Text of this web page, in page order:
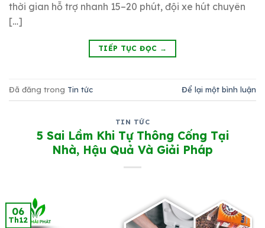
thời gian hỗ trợ nhanh 15–20 phút, đội xe hút chuyên
[…]
TIẾP TỤC ĐỌC →
Đã đăng trong Tin tức Để lại một bình luận
TIN TỨC
5 Sai Lầm Khi Tự Thông Cống Tại
Nhà, Hậu Quả Và Giải Pháp
06
Th12